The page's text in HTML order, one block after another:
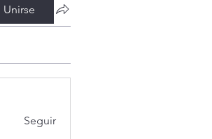
Unirse
Seguir